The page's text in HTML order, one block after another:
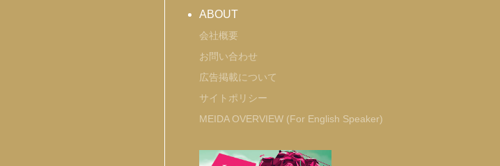
ABOUT
会社概要
お問い合わせ
広告掲載について
サイトポリシー
MEIDA OVERVIEW (For English Speaker)